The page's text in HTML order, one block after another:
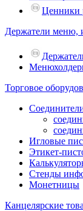
Ценники
Держатели меню,
Торговое
Игловые
Этикет-
Стенды
Монетницы
Канцелярские